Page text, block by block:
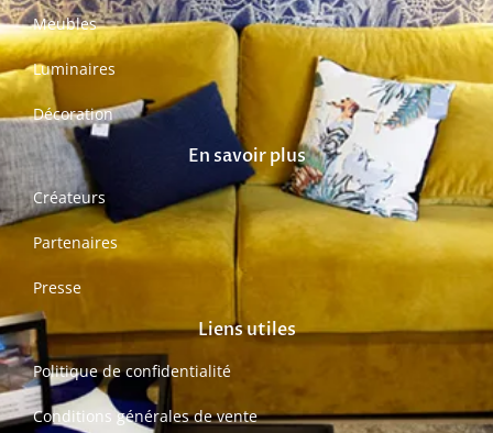
Meubles
Luminaires
Décoration
En savoir plus
Créateurs
Partenaires
Presse
Liens utiles
Politique de confidentialité
Conditions générales de vente